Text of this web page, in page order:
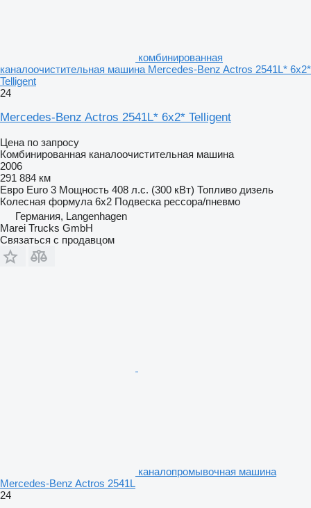
комбинированная
каналоочистительная машина Mercedes-Benz Actros 2541L* 6x2*
Telligent
24
Mercedes-Benz Actros 2541L* 6x2* Telligent
Цена по запросу
Комбинированная каналоочистительная машина
2006
291 884 км
Евро Euro 3 Мощность 408 л.с. (300 кВт) Топливо дизель
Колесная формула 6x2 Подвеска рессора/пневмо
Германия, Langenhagen
Marei Trucks GmbH
Связаться с продавцом
каналопромывочная машина
Mercedes-Benz Actros 2541L
24